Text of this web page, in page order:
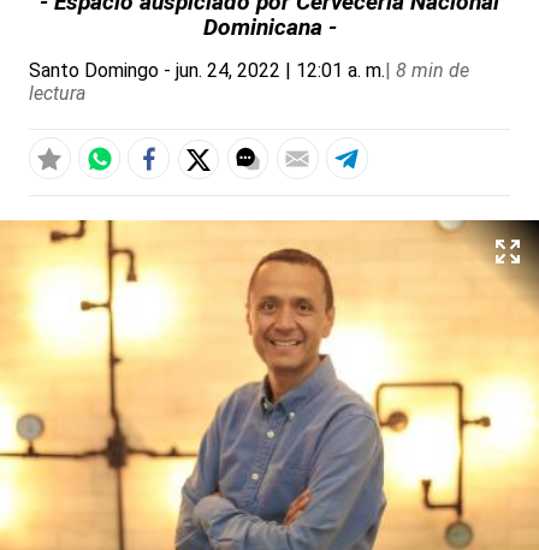
Dominicana -
Santo Domingo - jun. 24, 2022 | 12:01 a. m.| 8 min de
lectura